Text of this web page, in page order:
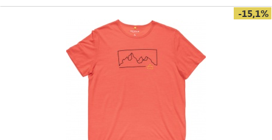
-15,1%